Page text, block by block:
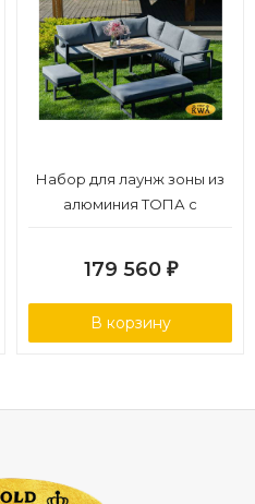
Набор для лаунж зоны из
алюминия ТОПА с
179 560 ₽
В корзину